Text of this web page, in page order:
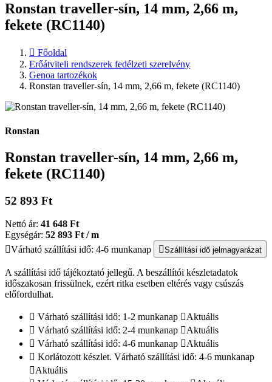
Ronstan traveller-sín, 14 mm, 2,66 m,
fekete (RC1140)
Főoldal
Erőátviteli rendszerek fedélzeti szerelvény
Genoa tartozékok
Ronstan traveller-sín, 14 mm, 2,66 m, fekete (RC1140)
Ronstan
Ronstan traveller-sín, 14 mm, 2,66 m,
fekete (RC1140)
52 893 Ft
Nettó ár: 41 648 Ft
Egységár: 52 893 Ft / m
Várható szállítási idő: 4-6 munkanap
Szállítási idő jelmagyarázat
A szállítási idő tájékoztató jellegű. A beszállítói készletadatok
időszakosan frissülnek, ezért ritka esetben eltérés vagy csúszás
előfordulhat.
Várható szállítási idő: 1-2 munkanap
Aktuális
Várható szállítási idő: 2-4 munkanap
Aktuális
Várható szállítási idő: 4-6 munkanap
Aktuális
Korlátozott készlet. Várható szállítási idő: 4-6 munkanap
Aktuális